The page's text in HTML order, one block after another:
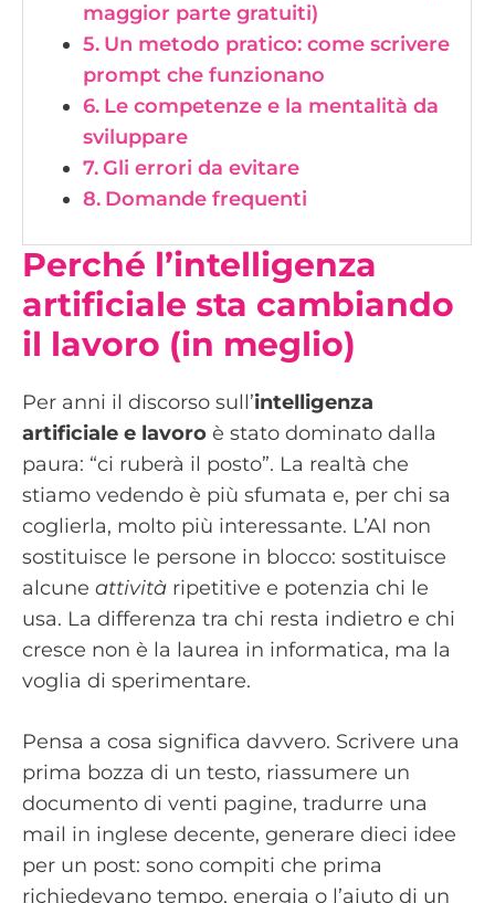
maggior parte gratuiti)
Un metodo pratico: come scrivere
prompt che funzionano
Le competenze e la mentalità da
sviluppare
Gli errori da evitare
Domande frequenti
Perché l’intelligenza
artificiale sta cambiando
il lavoro (in meglio)
Per anni il discorso sull’intelligenza
artificiale e lavoro è stato dominato dalla
paura: “ci ruberà il posto”. La realtà che
stiamo vedendo è più sfumata e, per chi sa
coglierla, molto più interessante. L’AI non
sostituisce le persone in blocco: sostituisce
alcune attività ripetitive e potenzia chi le
usa. La differenza tra chi resta indietro e chi
cresce non è la laurea in informatica, ma la
voglia di sperimentare.
Pensa a cosa significa davvero. Scrivere una
prima bozza di un testo, riassumere un
documento di venti pagine, tradurre una
mail in inglese decente, generare dieci idee
per un post: sono compiti che prima
richiedevano tempo, energia o l’aiuto di un